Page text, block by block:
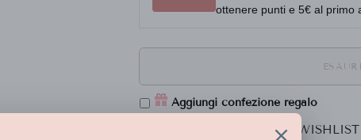
ottenere punti e 5€ al primo
Aggiungi confezione regalo
AGGIUNGI ALLA MIA WISHLIST